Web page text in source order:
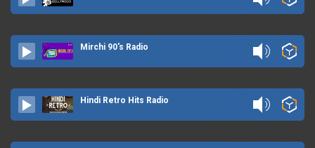
Mirchi 90's Radio
Hindi Retro Hits Radio